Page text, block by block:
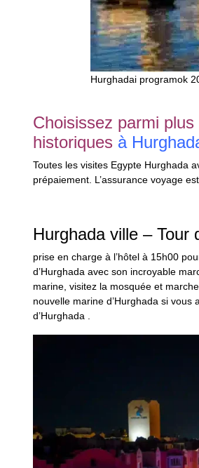
Hurghadai programok
Choisissez parmi plus
historiques à
Toutes les visites Egypte Hurghada
prépaiement. L’assurance voyage
Hurghada ville – Tour
prise en charge à l’hôtel à 15h00
d’Hurghada avec son incroyable
marine, visitez la mosquée et
nouvelle marine d’Hurghada si
d’Hurghada .